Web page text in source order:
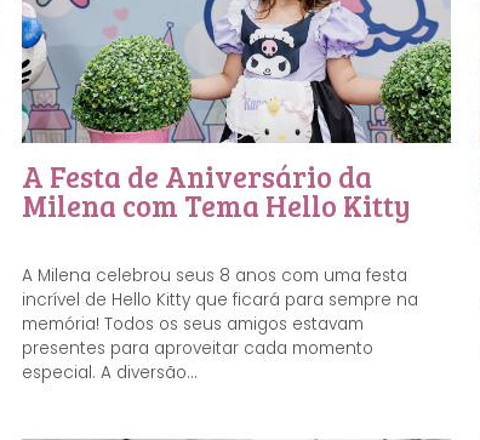
A Festa de Aniversário da
Milena com Tema Hello Kitty
A Milena celebrou seus 8 anos com uma festa
incrível de Hello Kitty que ficará para sempre na
memória! Todos os seus amigos estavam
presentes para aproveitar cada momento
especial. A diversão...